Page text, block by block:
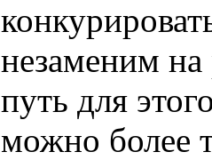
незаменим
путь для
можно более